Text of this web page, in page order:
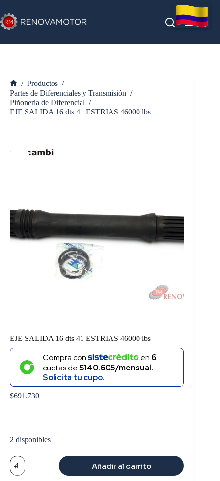
al
contenido
Inicio
/ Productos /
Partes de Diferenciales y Transmisión /
Piñoneria de Diferencial /
EJE SALIDA 16 dts 41 ESTRIAS 46000 lbs
EJE SALIDA 16 dts 41 ESTRIAS 46000 lbs
Compra con en 6
cuotas de $140.605/mensual.
Solicita tu cupo.
$691.730
2 disponibles
EJE
SALIDA
16
Añadir al carrito